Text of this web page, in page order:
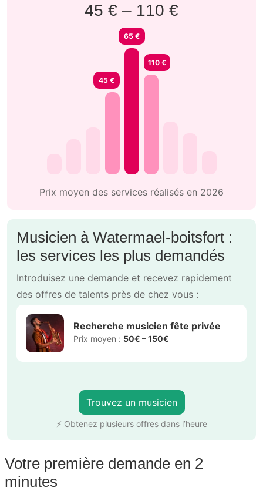
45 € – 110 €
45 €
65 €
110 €
Prix moyen des services réalisés en 2026
Musicien à Watermael-boitsfort :
les services les plus demandés
Introduisez une demande et recevez rapidement
des offres de talents près de chez vous :
Recherche musicien fête privée
Prix moyen : 50€ – 150€
Trouvez un musicien
⚡ Obtenez plusieurs offres dans l’heure
Votre première demande en 2
minutes